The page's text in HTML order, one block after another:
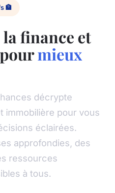
🏦
finance et
mieux
décrypte
immobilière pour vous
éclairées.
approfondies, des
ressources
à tous.